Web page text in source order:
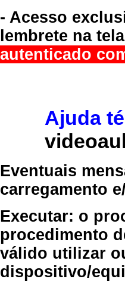
- Acesso
lembrete na
autenticado
Ajuda
Eventuais
carregamento
Executar: o
procedimento
válido utilizar
dispositivo/